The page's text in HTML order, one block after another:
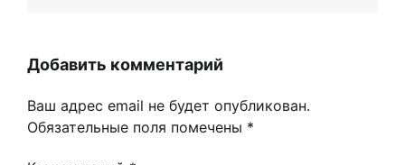
Добавить комментарий
Ваш адрес email не будет опубликован.
Обязательные поля помечены *